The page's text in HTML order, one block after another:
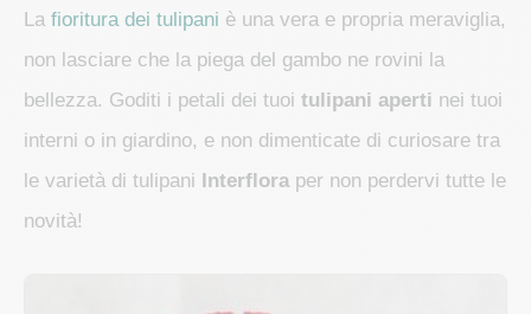
La fioritura dei tulipani è una vera e propria meraviglia,
non lasciare che la piega del gambo ne rovini la
bellezza. Goditi i petali dei tuoi tulipani aperti nei tuoi
interni o in giardino, e non dimenticate di curiosare tra
le varietà di tulipani Interflora per non perdervi tutte le
novità!